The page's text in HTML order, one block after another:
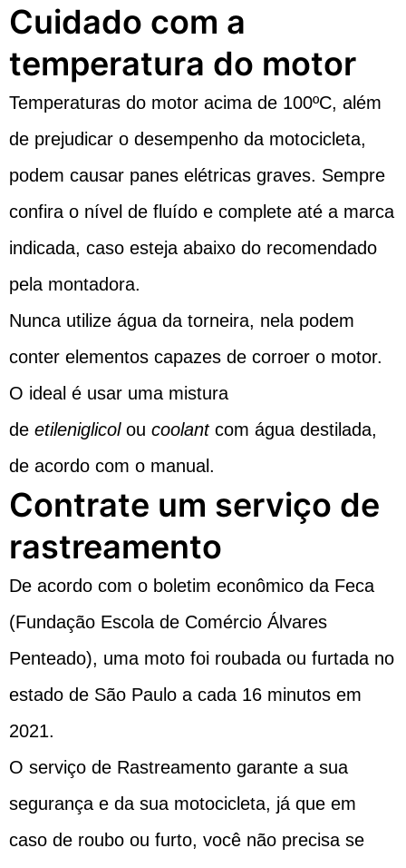
Cuidado com a
temperatura do motor
Temperaturas do motor acima de 100ºC, além
de prejudicar o desempenho da motocicleta,
podem causar panes elétricas graves. Sempre
confira o nível de fluído e complete até a marca
indicada, caso esteja abaixo do recomendado
pela montadora.
Nunca utilize água da torneira, nela podem
conter elementos capazes de corroer o motor.
O ideal é usar uma mistura
de etileniglicolou coolantcom água destilada,
de acordo com o manual.
Contrate um serviço de
rastreamento
De acordo com o boletim econômico da Feca
(Fundação Escola de Comércio Álvares
Penteado), uma moto foi roubada ou furtada no
estado de São Paulo a cada 16 minutos em
2021.
O serviço de Rastreamento garante a sua
segurança e da sua motocicleta, já que em
caso de roubo ou furto, você não precisa se